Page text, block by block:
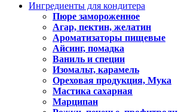
Ингредиенты для кондитера
Пюре замороженное
Агар, пектин, желатин
Ароматизаторы пищевые
Айсинг, помадка
Ваниль и специи
Изомальт, карамель
Ореховая продукция, Мука
Мастика сахарная
Марципан